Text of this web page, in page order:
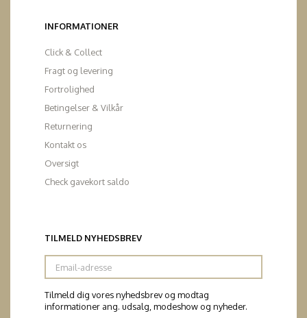
INFORMATIONER
Click & Collect
Fragt og levering
Fortrolighed
Betingelser & Vilkår
Returnering
Kontakt os
Oversigt
Check gavekort saldo
TILMELD NYHEDSBREV
Email-
adresse
Tilmeld dig vores nyhedsbrev og modtag
informationer ang. udsalg, modeshow og nyheder.